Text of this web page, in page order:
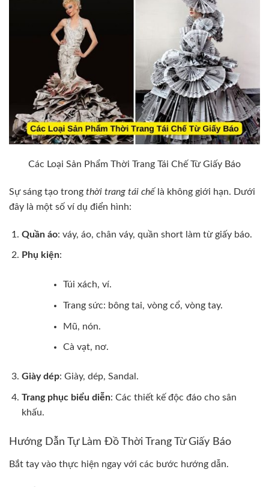
Các Loại Sản Phẩm Thời Trang Tái Chế Từ Giấy Báo
Sự sáng tạo trong thời trang tái chế là không giới hạn. Dưới
đây là một số ví dụ điển hình:
Quần áo: váy, áo, chân váy, quần short làm từ giấy báo.
Phụ kiện:
Túi xách, ví.
Trang sức: bông tai, vòng cổ, vòng tay.
Mũ, nón.
Cà vạt, nơ.
Giày dép: Giày, dép, Sandal.
Trang phục biểu diễn: Các thiết kế độc đáo cho sân
khấu.
Hướng Dẫn Tự Làm Đồ Thời Trang Từ Giấy Báo
Bắt tay vào thực hiện ngay với các bước hướng dẫn.